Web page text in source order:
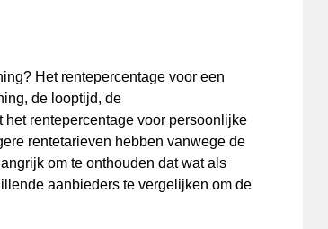
Het rentepercentage voor een
de looptijd, de
rentepercentage voor persoonlijke
rentetarieven hebben vanwege de
om te onthouden dat wat als
aanbieders te vergelijken om de